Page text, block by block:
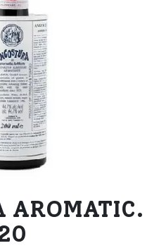
AROMATIC.